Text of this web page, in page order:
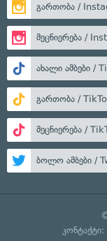
გართობა /
მეცნიერება /
ახალი ამბები /
გართობა /
მეცნიერება /
ბოლო ამბები /
კონტაქტი: